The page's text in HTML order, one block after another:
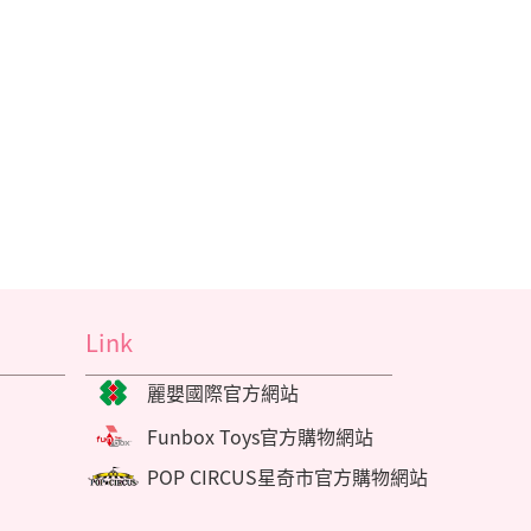
Link
麗嬰國際官方網站
Funbox Toys官方購物網站
POP CIRCUS星奇市官方購物網站